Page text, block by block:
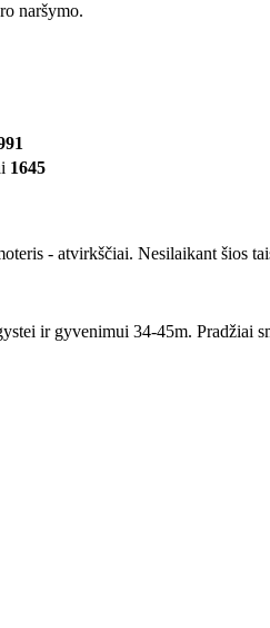
naršymo.
1645
- atvirkščiai. Nesilaikant šios
ir gyvenimui 34-45m. Pradžiai